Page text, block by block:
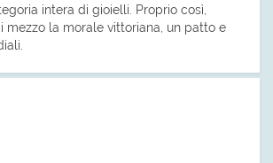
intera di gioielli. Proprio così,
mezzo la morale vittoriana, un patto e